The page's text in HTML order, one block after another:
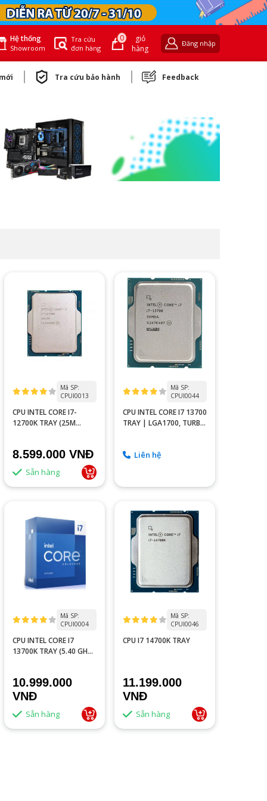
Hệ thống
Showroom
Tra cứu
đơn hàng
0
giỏ
hàng
Đăng nhập
Tra cứu bảo hành Feedback
Mã SP:
CPUI0013
CPU INTEL CORE I7-
12700K TRAY (25M
8.599.000 VNĐ
Sẵn hàng
Mã SP:
CPUI0044
CPU INTEL CORE I7 13700
TRAY | LGA1700, TURBO
Liên hệ
Mã SP:
CPUI0004
CPU INTEL CORE I7
13700K TRAY (5.40 GHZ,
10.999.000
VNĐ
Sẵn hàng
Mã SP:
CPUI0046
CPU I7 14700K TRAY
11.199.000
VNĐ
Sẵn hàng